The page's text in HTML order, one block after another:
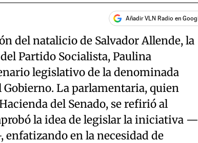
Añadir VLN Radio en
del natalicio de Salvador Allende, la
Partido Socialista, Paulina
legislativo de la denominada
La parlamentaria, quien
del Senado, se refirió al
la idea de legislar la iniciativa —
en la necesidad de